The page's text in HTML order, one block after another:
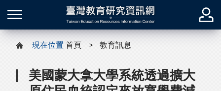
現在位置 首頁 教育訊息
美國蒙大拿大學系統透過擴大